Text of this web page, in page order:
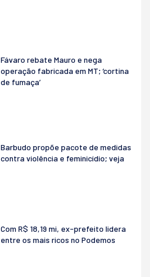
Fávaro rebate Mauro e nega
operação fabricada em MT; ‘cortina
de fumaça’
Barbudo propõe pacote de medidas
contra violência e feminicídio; veja
Com R$ 18,19 mi, ex-prefeito lidera
entre os mais ricos no Podemos